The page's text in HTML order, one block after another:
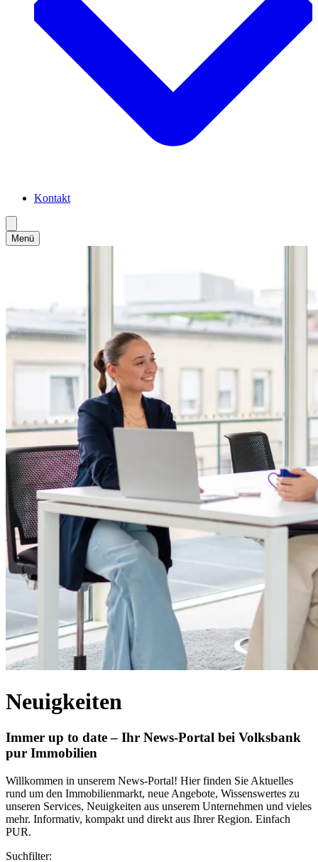
Kontakt
Menü
Neuigkeiten
Immer up to date – Ihr News-Portal bei Volksbank
pur Immobilien
Willkommen in unserem News-Portal! Hier finden Sie Aktuelles
rund um den Immobilienmarkt, neue Angebote, Wissenswertes zu
unseren Services, Neuigkeiten aus unserem Unternehmen und vieles
mehr. Informativ, kompakt und direkt aus Ihrer Region. Einfach
PUR.
Suchfilter: